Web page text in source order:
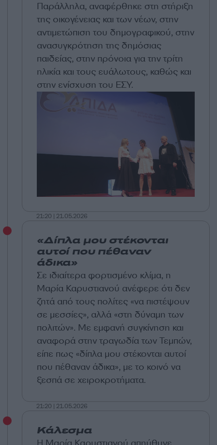
Παράλληλα, αναφέρθηκε στη στήριξη
της οικογένειας και των νέων, στην
αντιμετώπιση του δημογραφικού, στην
ανασυγκρότηση της δημόσιας
παιδείας, στην πρόνοια για την τρίτη
ηλικία και τους ευάλωτους, καθώς και
στην ενίσχυση του ΕΣΥ.
21:20 | 21.05.2026
«Δίπλα μου στέκονται
αυτοί που πέθαναν
άδικα»
Σε ιδιαίτερα φορτισμένο κλίμα, η
Μαρία Καρυστιανού ανέφερε ότι δεν
ζητά από τους πολίτες «να πιστέψουν
σε μεσσίες», αλλά «στη δύναμη των
πολιτών». Με εμφανή συγκίνηση και
αναφορά στην τραγωδία των Τεμπών,
είπε πως «δίπλα μου στέκονται αυτοί
που πέθαναν άδικα», με το κοινό να
ξεσπά σε χειροκροτήματα.
21:20 | 21.05.2026
Κάλεσμα